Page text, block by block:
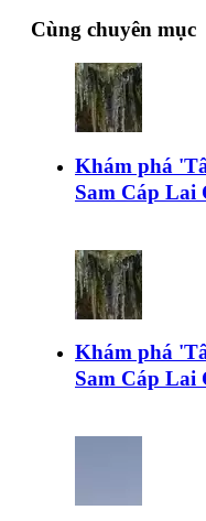
Cùng chuyên mục
Khám phá
Sam Cáp Lai
Khám phá
Sam Cáp Lai